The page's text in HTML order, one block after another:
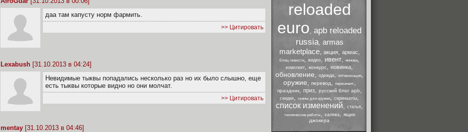
даа там капусту норм фармить.
>> Цитировать
Lexabush [31.10.2013 в 04:24]
Невидимые тыквы попадались несколько раз но их было слышно, еще
есть тыквы которые видно но они молчат.
>> Цитировать
mentay [31.10.2013 в 04:46]
reloaded
euro, apb reloaded
russia, armas
marketplace, акция, армас,
блиц-новости, видео, ивент, иннова,
комплект, конкурс, новинка,
обновление, одежда, оптимизация,
оружие, перевод, перманент,
праздник, приз, русский блог apb,
скидки, скины для оружия, скриншоты,
список изменений, статья,
технические работы, халява, ящик
джокера